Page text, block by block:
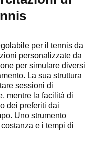
per il tennis da
personalizzate da
per simulare diversi
La sua struttura
sessioni di
mentre la facilità di
dei preferiti dai
Uno strumento
e i tempi di